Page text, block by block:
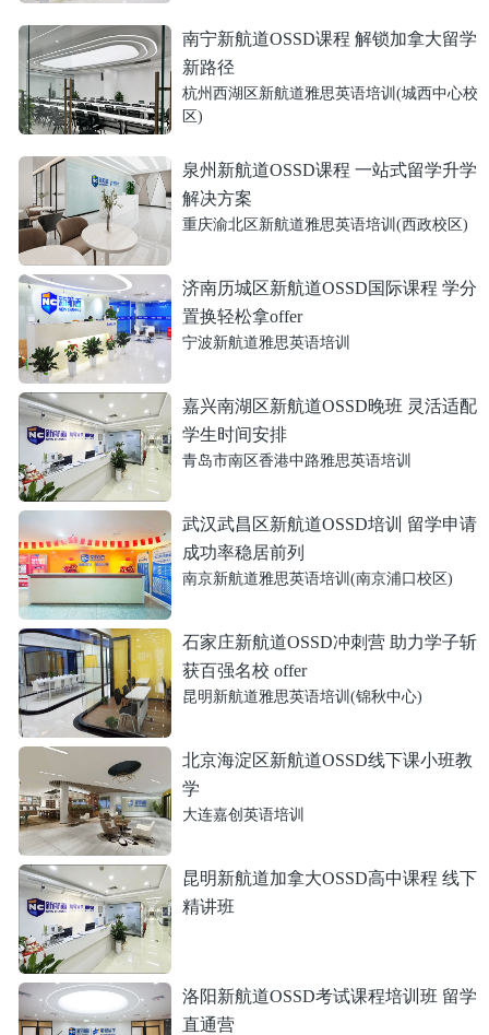
南宁新航道OSSD课程 解锁加拿大留学
新路径
杭州西湖区新航道雅思英语培训(城西中心校
区)
泉州新航道OSSD课程 一站式留学升学
解决方案
重庆渝北区新航道雅思英语培训(西政校区)
济南历城区新航道OSSD国际课程 学分
置换轻松拿offer
宁波新航道雅思英语培训
嘉兴南湖区新航道OSSD晚班 灵活适配
学生时间安排
青岛市南区香港中路雅思英语培训
武汉武昌区新航道OSSD培训 留学申请
成功率稳居前列
南京新航道雅思英语培训(南京浦口校区)
石家庄新航道OSSD冲刺营 助力学子斩
获百强名校 offer
昆明新航道雅思英语培训(锦秋中心)
北京海淀区新航道OSSD线下课小班教
学
大连嘉创英语培训
昆明新航道加拿大OSSD高中课程 线下
精讲班
洛阳新航道OSSD考试课程培训班 留学
直通营